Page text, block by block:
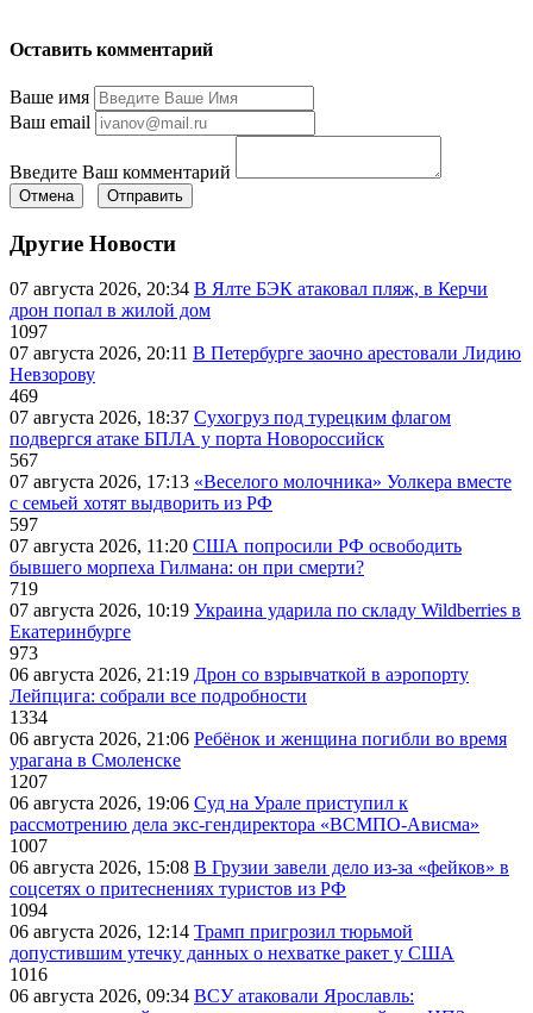
Оставить комментарий
Ваше имя
Ваш email
Введите Ваш комментарий
Отмена Отправить
Другие Новости
07 августа 2026, 20:34 В Ялте БЭК атаковал пляж, в Керчи
дрон попал в жилой дом
1097
07 августа 2026, 20:11 В Петербурге заочно арестовали Лидию
Невзорову
469
07 августа 2026, 18:37 Сухогруз под турецким флагом
подвергся атаке БПЛА у порта Новороссийск
567
07 августа 2026, 17:13 «Веселого молочника» Уолкера вместе
с семьей хотят выдворить из РФ
597
07 августа 2026, 11:20 США попросили РФ освободить
бывшего морпеха Гилмана: он при смерти?
719
07 августа 2026, 10:19 Украина ударила по складу Wildberries в
Екатеринбурге
973
06 августа 2026, 21:19 Дрон со взрывчаткой в аэропорту
Лейпцига: собрали все подробности
1334
06 августа 2026, 21:06 Ребёнок и женщина погибли во время
урагана в Смоленске
1207
06 августа 2026, 19:06 Суд на Урале приступил к
рассмотрению дела экс-гендиректора «ВСМПО-Ависма»
1007
06 августа 2026, 15:08 В Грузии завели дело из-за «фейков» в
соцсетях о притеснениях туристов из РФ
1094
06 августа 2026, 12:14 Трамп пригрозил тюрьмой
допустившим утечку данных о нехватке ракет у США
1016
06 августа 2026, 09:34 ВСУ атаковали Ярославль: